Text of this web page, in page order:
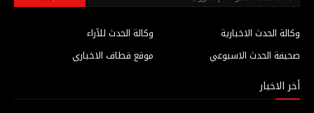
وكالة الحدث للآراء
وكالة الحدث الاخبارية
موقع قطاف الاخباري
صحيفة الحدث الاسبوعي
أخر الاخبار